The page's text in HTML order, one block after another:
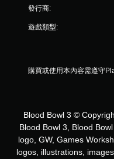
發行商:
遊戲類型:
購買或使用本內容需遵守
Blood Bowl 3 ©
Blood Bowl 3, Blood
logo, GW, Games
logos, illustrations,